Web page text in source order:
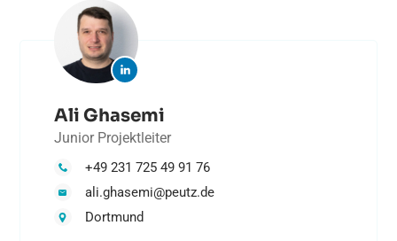
Ali Ghasemi
Junior Projektleiter
+49 231 725 49 91 76
ali.ghasemi@peutz.de
Dortmund